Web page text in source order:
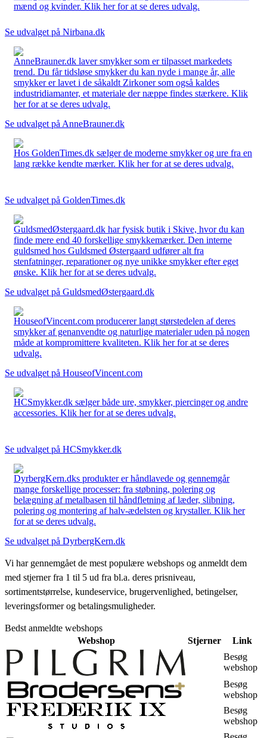
mænd og kvinder. Klik her for at se deres udvalg.
Se udvalget på Nirbana.dk
AnneBrauner.dk laver smykker som er tilpasset markedets
trend. Du får tidsløse smykker du kan nyde i mange år, alle
smykker er lavet i de såkaldt Zirkoner som også kaldes
industridiamanter, et materiale der næppe findes stærkere. Klik
her for at se deres udvalg.
Se udvalget på AnneBrauner.dk
Hos GoldenTimes.dk sælger de moderne smykker og ure fra en
lang række kendte mærker. Klik her for at se deres udvalg.
Se udvalget på GoldenTimes.dk
GuldsmedØstergaard.dk har fysisk butik i Skive, hvor du kan
finde mere end 40 forskellige smykkemærker. Den interne
guldsmed hos Guldsmed Østergaard udfører alt fra
stenfatninger, reparationer og nye unikke smykker efter eget
ønske. Klik her for at se deres udvalg.
Se udvalget på GuldsmedØstergaard.dk
HouseofVincent.com producerer langt størstedelen af deres
smykker af genanvendte og naturlige materialer uden på nogen
måde at kompromittere kvaliteten. Klik her for at se deres
udvalg.
Se udvalget på HouseofVincent.com
HCSmykker.dk sælger både ure, smykker, piercinger og andre
accessories. Klik her for at se deres udvalg.
Se udvalget på HCSmykker.dk
DyrbergKern.dks produkter er håndlavede og gennemgår
mange forskellige processer: fra støbning, polering og
belægning af metalbasen til håndfletning af læder, slibning,
polering og montering af halv-ædelsten og krystaller. Klik her
for at se deres udvalg.
Se udvalget på DyrbergKern.dk
Vi har gennemgået de mest populære webshops og anmeldt dem
med stjerner fra 1 til 5 ud fra bl.a. deres prisniveau,
sortimentstørrelse, kundeservice, brugervenlighed, betingelser,
leveringsformer og betalingsmuligheder.
Bedst anmeldte webshops
Webshop
Stjerner
Link
Besøg
webshop
Besøg
webshop
Besøg
webshop